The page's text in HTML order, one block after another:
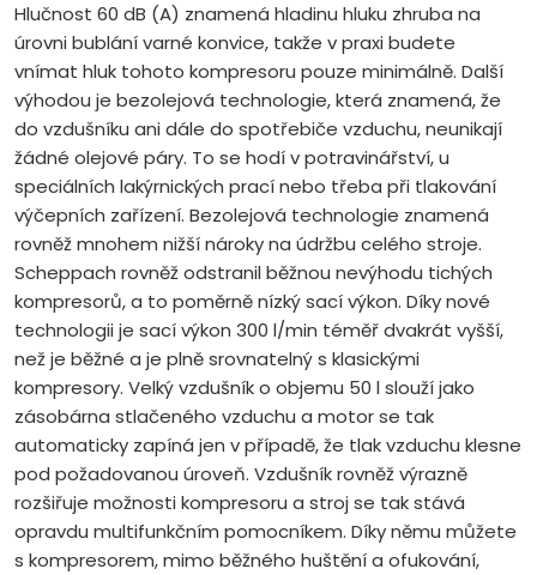
Hlučnost 60 dB (A) znamená hladinu hluku zhruba na
úrovni bublání varné konvice, takže v praxi budete
vnímat hluk tohoto kompresoru pouze minimálně. Další
výhodou je bezolejová technologie, která znamená, že
do vzdušníku ani dále do spotřebiče vzduchu, neunikají
žádné olejové páry. To se hodí v potravinářství, u
speciálních lakýrnických prací nebo třeba při tlakování
výčepních zařízení. Bezolejová technologie znamená
rovněž mnohem nižší nároky na údržbu celého stroje.
Scheppach rovněž odstranil běžnou nevýhodu tichých
kompresorů, a to poměrně nízký sací výkon. Díky nové
technologii je sací výkon 300 l/min téměř dvakrát vyšší,
než je běžné a je plně srovnatelný s klasickými
kompresory. Velký vzdušník o objemu 50 l slouží jako
zásobárna stlačeného vzduchu a motor se tak
automaticky zapíná jen v případě, že tlak vzduchu klesne
pod požadovanou úroveň. Vzdušník rovněž výrazně
rozšiřuje možnosti kompresoru a stroj se tak stává
opravdu multifunkčním pomocníkem. Díky němu můžete
s kompresorem, mimo běžného huštění a ofukování,